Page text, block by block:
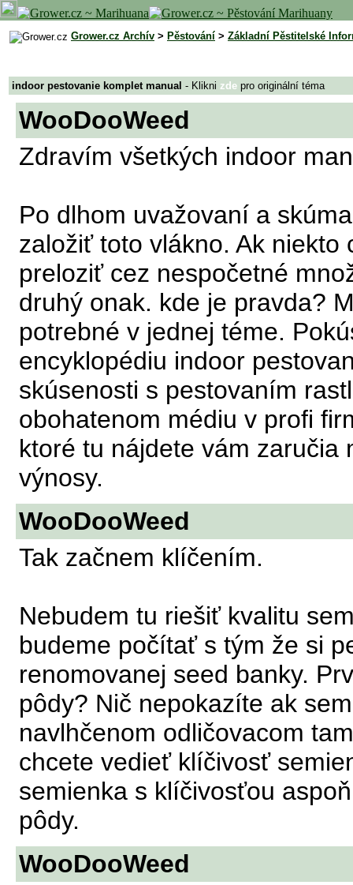
Grower.cz Archív > Pěstování > Základní Pěstitelské
indoor pestovanie komplet manual - Klikni zde pro originální téma
WooDooWeed
Zdravím všetkých indoor
Po dlhom uvažovaní a
založiť toto vlákno. Ak
preloziť cez nespočetné
druhý onak. kde je pravda?
potrebné v jednej téme.
encyklopédiu indoor
skúsenosti s pestovaním
obohatenom médiu v profi
ktoré tu nájdete vám zaručia
výnosy.
WooDooWeed
Tak začnem klíčením.
Nebudem tu riešiť kvalitu
budeme počítať s tým že si
renomovanej seed banky.
pôdy? Nič nepokazíte ak
navlhčenom odličovacom
chcete vedieť klíčivosť
semienka s klíčivosťou
pôdy.
WooDooWeed